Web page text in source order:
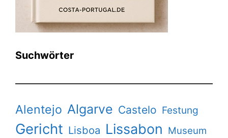
Suchwörter
Alentejo Algarve Castelo Festung
Gericht Lisboa Lissabon Museum